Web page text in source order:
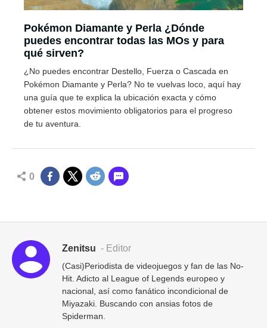
Pokémon Diamante y Perla ¿Dónde
puedes encontrar todas las MOs y para
qué sirven?
¿No puedes encontrar Destello, Fuerza o Cascada en
Pokémon Diamante y Perla? No te vuelvas loco, aquí hay
una guía que te explica la ubicación exacta y cómo
obtener estos movimiento obligatorios para el progreso
de tu aventura.
0
Zenitsu - Editor
(Casi)Periodista de videojuegos y fan de las No-
Hit. Adicto al League of Legends europeo y
nacional, así como fanático incondicional de
Miyazaki. Buscando con ansias fotos de
Spiderman.